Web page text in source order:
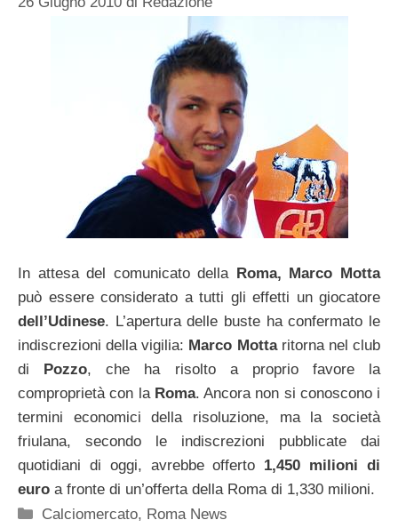
In attesa del comunicato della Roma, Marco Motta
può essere considerato a tutti gli effetti un giocatore
dell’Udinese. L’apertura delle buste ha confermato le
indiscrezioni della vigilia: Marco Motta ritorna nel club
di Pozzo, che ha risolto a proprio favore la
comproprietà con la Roma. Ancora non si conoscono i
termini economici della risoluzione, ma la società
friulana, secondo le indiscrezioni pubblicate dai
quotidiani di oggi, avrebbe offerto 1,450 milioni di
euro a fronte di un’offerta della Roma di 1,330 milioni.
Categorie
Calciomercato, Roma News